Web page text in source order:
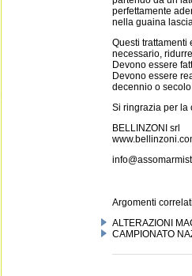
perfettamente
nella guaina
Questi
necessario,
Devono essere
Devono essere
decennio o
Si ringrazia per la
BELLINZONI srl
Argomenti
ALTERAZIONI
CAMPIONATO